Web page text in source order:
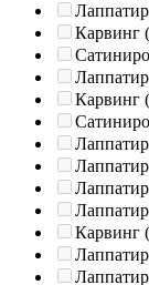
Карвинг
Карвинг
Карвинг